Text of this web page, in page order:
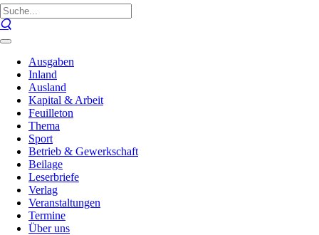
Ausgaben
Inland
Ausland
Kapital & Arbeit
Feuilleton
Thema
Sport
Betrieb & Gewerkschaft
Beilage
Leserbriefe
Verlag
Veranstaltungen
Termine
Über uns